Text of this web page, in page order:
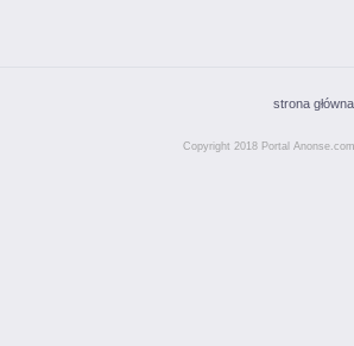
strona główna
Copyright 2018 Portal